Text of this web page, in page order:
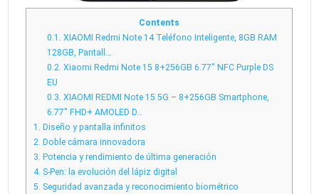
Contents
0.1.
XIAOMI Redmi Note 14 Teléfono Inteligente, 8GB RAM
128GB, Pantall…
0.2. Xiaomi Redmi Note 15 8+256GB 6.77″ NFC Purple DS
EU
0.3. XIAOMI REDMI Note 15 5G – 8+256GB Smartphone,
6.77″ FHD+ AMOLED D…
1.
Diseño y pantalla infinitos
2. Doble cámara innovadora
3. Potencia y rendimiento de última generación
4. S-Pen: la evolución del lápiz digital
5. Seguridad avanzada y reconocimiento biométrico